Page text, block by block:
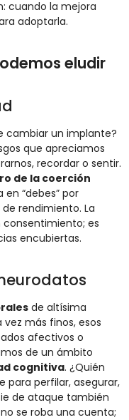
cuando la mejora
adoptarla.
eludir
cambiar un implante?
que apreciamos
recordar o sentir.
de la coerción
en “debes” por
rendimiento. La
es
encubiertas.
de altísima
vez más finos, esos
afectivos o
de un ámbito
cognitiva. ¿Quién
para perfilar, asegurar,
de ataque también
se roba una cuenta;